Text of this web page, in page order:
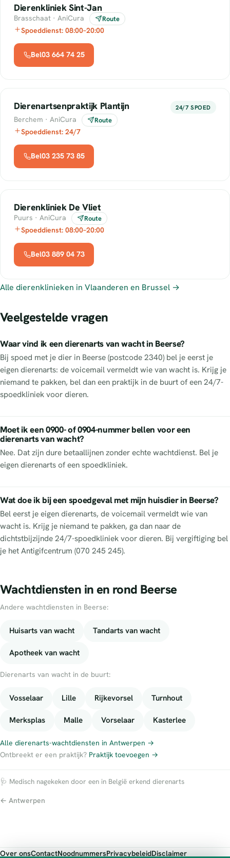
Dierenkliniek Sint-Jan
Brasschaat · AniCura Route
Spoeddienst: 08:00–20:00
Bel03 664 74 25
Dierenartsenpraktijk Plantijn 24/7 SPOED
Berchem · AniCura Route
Spoeddienst: 24/7
Bel03 235 73 85
Dierenkliniek De Vliet
Puurs · AniCura Route
Spoeddienst: 08:00–20:00
Bel03 889 04 73
Alle dierenklinieken in Vlaanderen en Brussel →
Veelgestelde vragen
Waar vind ik een dierenarts van wacht in Beerse?
Bij spoed met je dier in Beerse (postcode 2340) bel je eerst je
eigen dierenarts: de voicemail vermeldt wie van wacht is. Krijg je
niemand te pakken, bel dan een praktijk in de buurt of een 24/7-
spoedkliniek voor dieren.
Moet ik een 0900- of 0904-nummer bellen voor een
dierenarts van wacht?
Nee. Dat zijn dure betaallijnen zonder echte wachtdienst. Bel je
eigen dierenarts of een spoedkliniek.
Wat doe ik bij een spoedgeval met mijn huisdier in Beerse?
Bel eerst je eigen dierenarts, de voicemail vermeldt wie van
wacht is. Krijg je niemand te pakken, ga dan naar de
dichtstbijzijnde 24/7-spoedkliniek voor dieren. Bij vergiftiging bel
je het Antigifcentrum (070 245 245).
Wachtdiensten in en rond Beerse
Andere wachtdiensten in Beerse:
Huisarts van wacht Tandarts van wacht
Apotheek van wacht
Dierenarts van wacht in de buurt:
Vosselaar Lille Rijkevorsel Turnhout
Merksplas Malle Vorselaar Kasterlee
Alle dierenarts-wachtdiensten in Antwerpen →
Ontbreekt er een praktijk? Praktijk toevoegen →
🩺 Medisch nagekeken door een in België erkend dierenarts
← Antwerpen
Over onsContactNoodnummersPrivacybeleidDisclaimer